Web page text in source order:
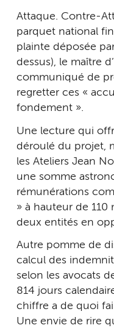
Attaque. Contre-
parquet national
plainte déposée
dessus), le maître
communiqué de
regretter ces «
fondement ».
Une lecture qui
déroulé du projet,
les Ateliers Jean
une somme
rémunérations
» à hauteur de 110
deux entités en
Autre pomme de
calcul des
selon les avocats
814 jours
chiffre a de quoi
Une envie de rire